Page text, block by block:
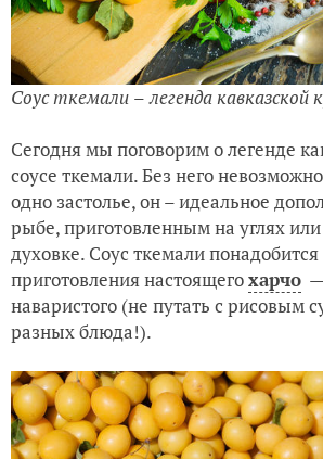
Соус ткемали –легенда кавказской
Сегодня мы поговорим о легенде
соусе ткемали. Без него
одно застолье, он – идеальное
рыбе, приготовленным на углях
духовке. Соус ткемали
приготовления настоящегохарчо
наваристого (не путать с рисовым
разных блюда!).